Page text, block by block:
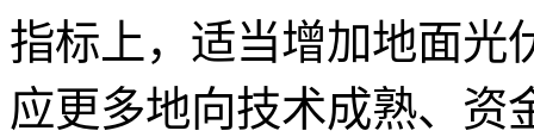
指标上，适当增加地面光
应更多地向技术成熟、资